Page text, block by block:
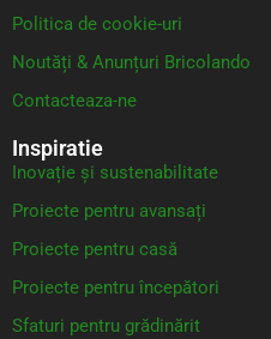
Politica de cookie-uri
Noutăți & Anunțuri Bricolando
Contacteaza-ne
Inspiratie
Inovație și sustenabilitate
Proiecte pentru avansați
Proiecte pentru casă
Proiecte pentru începători
Sfaturi pentru grădinărit